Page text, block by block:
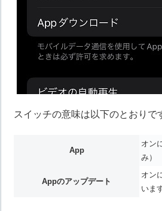
スイッチの意味は以下のとおりで
App
オン
み）
Appのアップデート
オン
いま